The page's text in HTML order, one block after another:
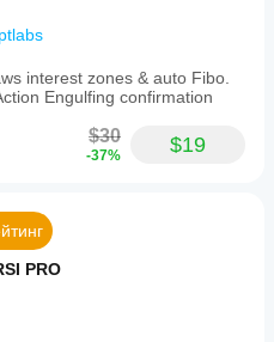
interest zones & auto Fibo.
Engulfing confirmation
$30
-37% $19
PRO